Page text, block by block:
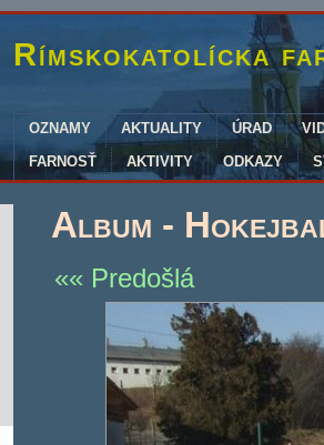
Rímskokatolícka
OZNAMY AKTUALITY ÚRAD
FARNOSŤ
AKTIVITY ODKAZY
Album -
Predošlá